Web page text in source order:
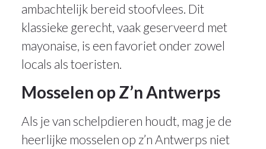
ambachtelijk bereid stoofvlees. Dit
klassieke gerecht, vaak geserveerd met
mayonaise, is een favoriet onder zowel
locals als toeristen.
Mosselen op Z’n Antwerps
Als je van schelpdieren houdt, mag je de
heerlijke mosselen op z’n Antwerps niet